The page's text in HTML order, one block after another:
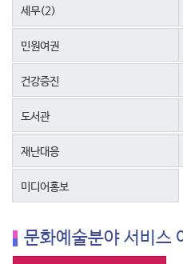
세무(2)
민원여권
건강증진
도서관
재난대응
미디어홍보
문화예술분야 서비스